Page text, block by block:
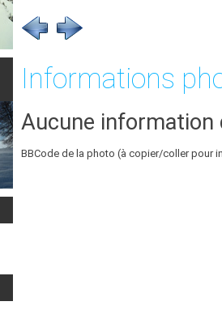
Informations
Aucune information
BBCode de la photo (à copier/coller pour